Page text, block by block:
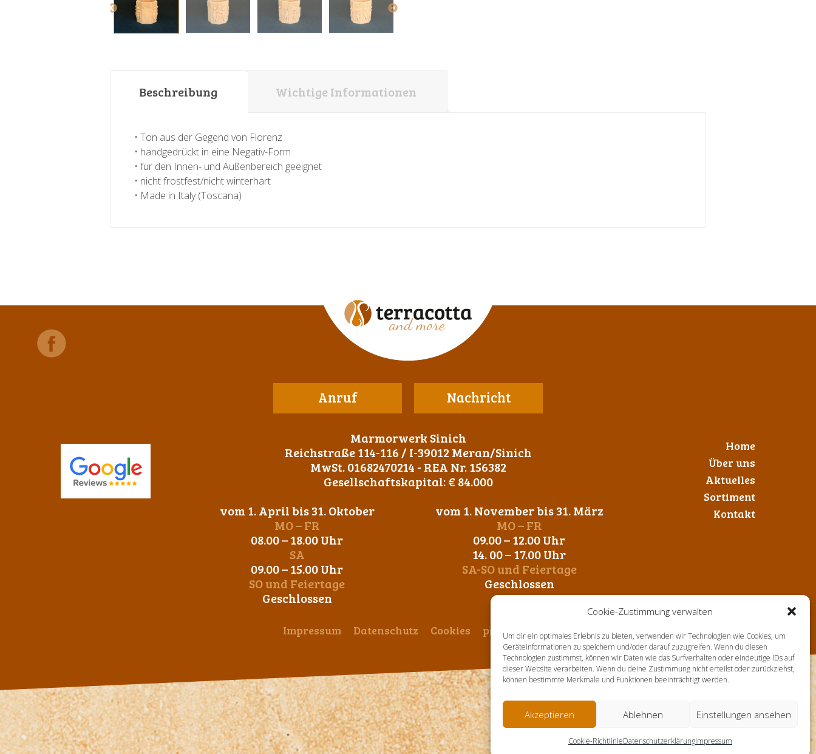
Cookie-Zustimmung verwalten
Um dir ein optimales Erlebnis zu bieten, verwenden wir Technologien wie Cookies, um
Geräteinformationen zu speichern und/oder darauf zuzugreifen. Wenn du diesen
Technologien zustimmst, können wir Daten wie das Surfverhalten oder eindeutige IDs auf
dieser Website verarbeiten. Wenn du deine Zustimmung nicht erteilst oder zurückziehst,
können bestimmte Merkmale und Funktionen beeinträchtigt werden.
Akzeptieren Ablehnen Einstellungen ansehen
Cookie-RichtlinieDatenschutzerklärungImpressum
Beschreibung Wichtige Informationen
• Ton aus der Gegend von Florenz
• handgedrückt in eine Negativ-Form
• für den Innen- und Außenbereich geeignet
• nicht frostfest/nicht winterhart
• Made in Italy (Toscana)
Anruf Nachricht
Marmorwerk Sinich
Reichstraße 114-116 / I-39012 Meran/Sinich
MwSt. 01682470214 - REA Nr. 156382
Gesellschaftskapital: € 84.000
vom 1. April bis 31. Oktober
MO – FR
08.00 – 18.00 Uhr
SA
09.00 – 15.00 Uhr
SO und Feiertage
Geschlossen
vom 1. November bis 31. März
MO – FR
09.00 – 12.00 Uhr
14. 00 – 17.00 Uhr
SA-SO und Feiertage
Geschlossen
Home
Über uns
Aktuelles
Sortiment
Kontakt
Impressum Datenschutz Cookies ps-design